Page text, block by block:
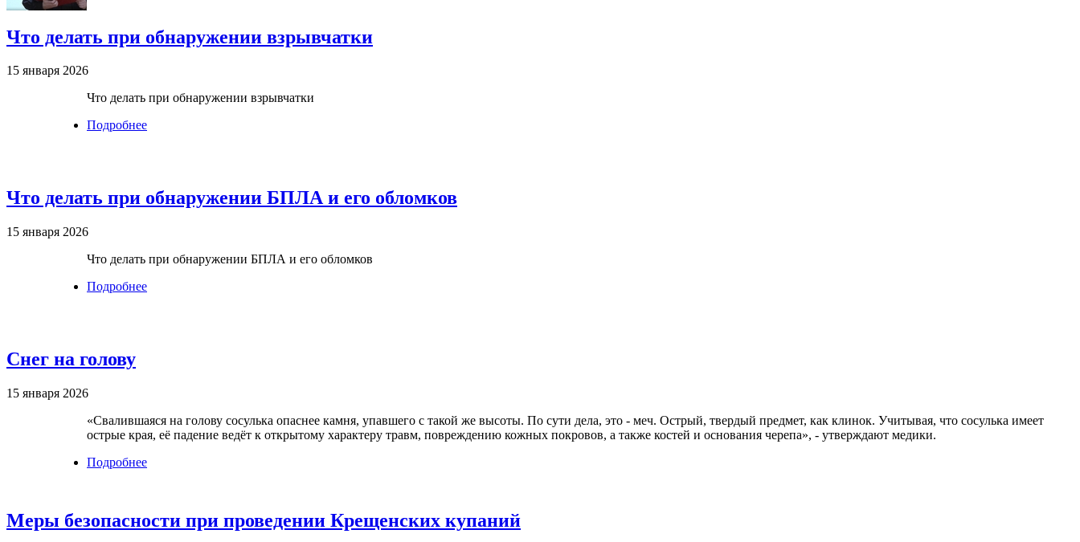
Что делать при обнаружении взрывчатки
15 января 2026
Что делать при обнаружении взрывчатки
Подробнее
Что делать при обнаружении БПЛА и его обломков
15 января 2026
Что делать при обнаружении БПЛА и его обломков
Подробнее
Снег на голову
15 января 2026
«Свалившаяся на голову сосулька опаснее камня, упавшего с такой же высоты. По сути дела, это - меч. Острый, твердый предмет, как клинок. Учитывая, что сосулька имеет
острые края, её падение ведёт к открытому характеру травм, повреждению кожных покровов, а также костей и основания черепа», - утверждают медики.
Подробнее
Меры безопасности при проведении Крещенских купаний